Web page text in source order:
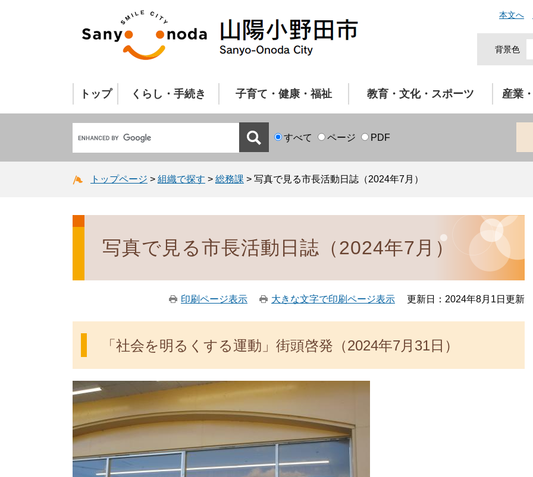
本文へ
背景色
トップ くらし・手続き 子育て・健康・福祉 教育・文化・スポーツ 産業
すべて ページ PDF
トップページ > 組織で探す > 総務課 > 写真で見る市長活動日誌（2024年7月）
写真で見る市長活動日誌（2024年7月）
印刷ページ表示 大きな文字で印刷ページ表示 更新日：2024年8月1日更新
「社会を明るくする運動」街頭啓発（2024年7月31日）